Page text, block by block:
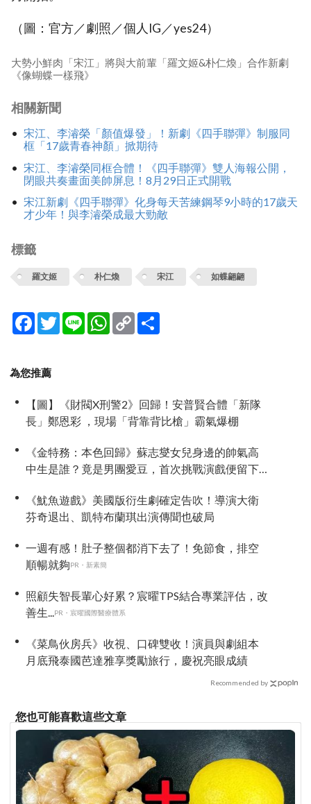
（圖：官方／劇照／個人IG／yes24）
大勢小鮮肉「宋江」將與大前輩「羅文姬&朴仁煥」合作新劇
《像蝴蝶一樣飛》
相關新聞
宋江、李濬榮「顏值爆發」！新劇《四手聯彈》制服同
框「17歲青春神顏」掀期待
宋江、李濬榮同框合體！《四手聯彈》雙人海報公開，
閉眼共奏畫面美帥屏息！8月29日正式開戰
宋江新劇《四手聯彈》化身每天苦練鋼琴9小時的17歲天
才少年！與李濬榮成最大勁敵
標籤
羅文姬 朴仁煥 宋江 如蝶翩翩
Facebook
TwitterLine WhatsApp
Copy
Link
為您推薦
【圖】《財閥X刑警2》回歸！安普賢合體「新隊
長」鄭恩彩 ，現場「背靠背比槍」霸氣爆棚
《金特務：本色回歸》蘇志燮女兒身邊的帥氣高
中生是誰？竟是男團愛豆，首次挑戰演戲便留下
《魷魚遊戲》美國版衍生劇確定告吹！導演大衛
芬奇退出、凱特布蘭琪出演傳聞也破局
一週有感！肚子整個都消下去了！免節食，排空
順暢就夠PR・新素簡
照顧失智長輩心好累？宸曜TPS結合專業評估，改
善生...PR・宸曜國際醫療體系
《菜鳥伙房兵》收視、口碑雙收！演員與劇組本
月底飛泰國芭達雅享獎勵旅行，慶祝亮眼成績
Recommended by
您也可能喜歡這些文章